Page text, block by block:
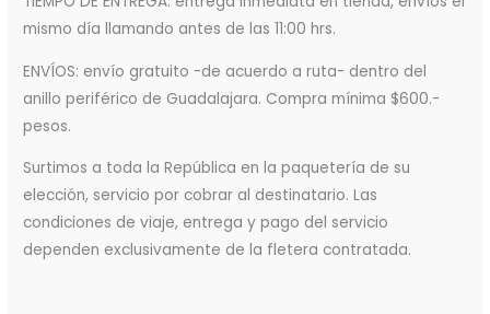
mismo día llamando antes de las 11:00 hrs.
ENVÍOS: envío gratuito -de acuerdo a ruta- dentro del
anillo periférico de Guadalajara. Compra mínima $600.-
pesos.
Surtimos a toda la República en la paquetería de su
elección, servicio por cobrar al destinatario. Las
condiciones de viaje, entrega y pago del servicio
dependen exclusivamente de la fletera contratada.